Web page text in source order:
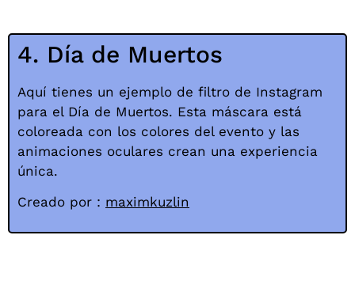
4. Día de Muertos
Aquí tienes un ejemplo de filtro de Instagram
para el Día de Muertos. Esta máscara está
coloreada con los colores del evento y las
animaciones oculares crean una experiencia
única.
Creado por : maximkuzlin